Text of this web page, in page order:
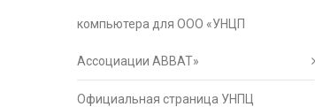
компьютера для ООО «УНЦП
Ассоциации АВВАТ»
Официальная страница УНПЦ